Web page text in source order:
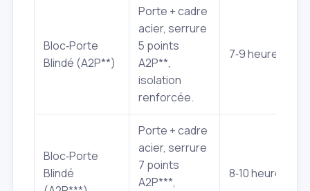
Bloc‑Porte
Blindé (A2P**)
Porte + cadre
acier, serrure
5 points
A2P**,
isolation
renforcée.
7‑9 heures
Bloc‑Porte
Blindé
Porte + cadre
acier, serrure
7 points
A2P***,
8‑10 heures